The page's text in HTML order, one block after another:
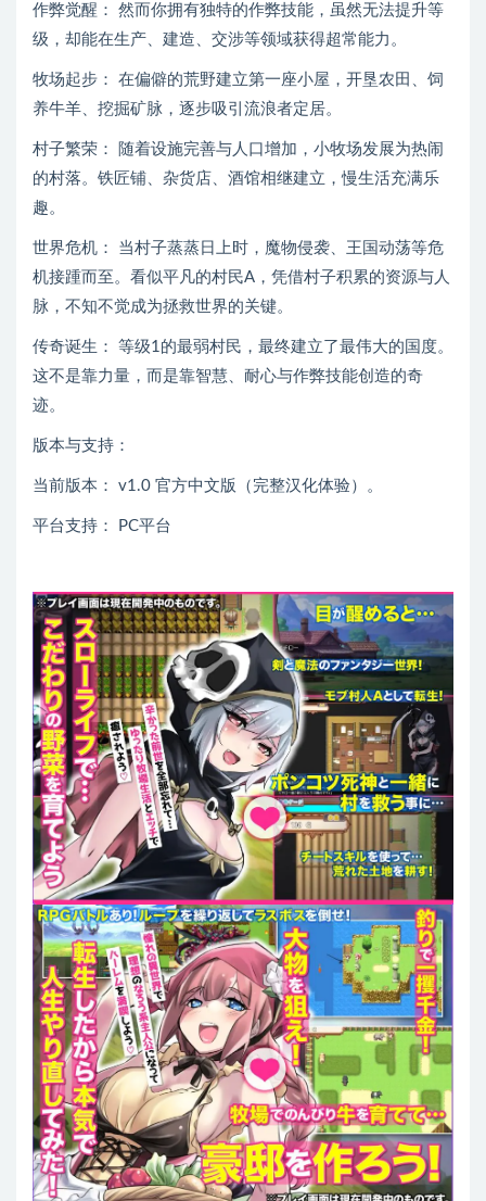
作弊觉醒： 然而你拥有独特的作弊技能，虽然无法提升等
级，却能在生产、建造、交涉等领域获得超常能力。
牧场起步： 在偏僻的荒野建立第一座小屋，开垦农田、饲
养牛羊、挖掘矿脉，逐步吸引流浪者定居。
村子繁荣： 随着设施完善与人口增加，小牧场发展为热闹
的村落。铁匠铺、杂货店、酒馆相继建立，慢生活充满乐
趣。
世界危机： 当村子蒸蒸日上时，魔物侵袭、王国动荡等危
机接踵而至。看似平凡的村民A，凭借村子积累的资源与人
脉，不知不觉成为拯救世界的关键。
传奇诞生： 等级1的最弱村民，最终建立了最伟大的国度。
这不是靠力量，而是靠智慧、耐心与作弊技能创造的奇
迹。
版本与支持：
当前版本： v1.0 官方中文版（完整汉化体验）。
平台支持： PC平台